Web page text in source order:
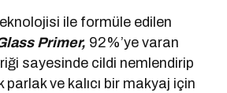
ile formüle edilen
Primer, 92%’ye varan
sayesinde cildi nemlendirip
ve kalıcı bir makyaj için